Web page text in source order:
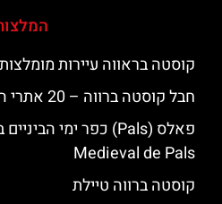
קוסטה בראווה עיירות
חבל קוסטה ברווה – 20 אתרי התיירות שאסור לפספס
Medieval de Pals‬‬
קוסטה ברווה טיילת